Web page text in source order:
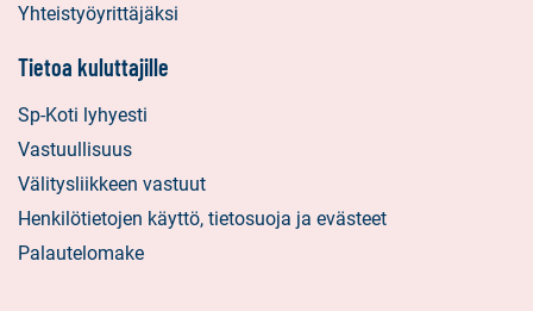
Yhteistyöyrittäjäksi
Tietoa kuluttajille
Sp-Koti lyhyesti
Vastuullisuus
Välitysliikkeen vastuut
Henkilötietojen käyttö, tietosuoja ja evästeet
Palautelomake